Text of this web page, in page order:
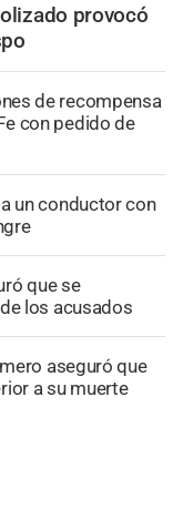
provocó
de recompensa
con pedido de
un conductor con
que se
los acusados
aseguró que
a su muerte